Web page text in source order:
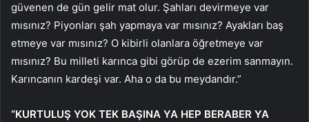
güvenen de gün gelir mat olur. Şahları devirmeye var
mısınız? Piyonları şah yapmaya var mısınız? Ayakları baş
etmeye var mısınız? O kibirli olanlara öğretmeye var
mısınız? Bu milleti karınca gibi görüp de ezerim sanmayın.
Karıncanın kardeşi var. Aha o da bu meydandır.”
“KURTULUŞ YOK TEK BAŞINA YA HEP BERABER YA